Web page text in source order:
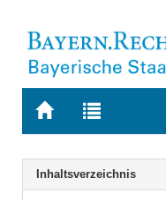
Zur
BAYERN.RECHT
Zur
letzten
Suche
Navigation
Inhaltsverzeichnis